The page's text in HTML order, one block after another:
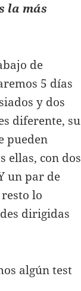
la más
de
5 días
y dos
diferente, su
pueden
ellas, con dos
un par de
lo
dirigidas
algún test